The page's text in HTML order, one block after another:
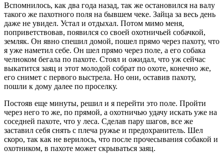
Вспомнилось, как два года назад, так же остановился на валу
такого же пахотного поля на бывшем чеке. Зайца за весь день
даже не увидел. Устал и отдыхал. Потом мимо меня,
поприветствовав, появился со своей охотничьей собачкой,
земляк. Он явно спешил домой, пошел прямо через пахоту, что
я уже наметил себе. Он шел прямо через поле, а его собака
челноком бегала по пахоте. Стоял и ожидал, что уж сейчас
выкатится заяц и этот молодой собрат по охоте, конечно же,
его снимет с первого выстрела. Но они, оставив пахоту,
пошли к дому далее по проселку.
Постояв еще минуты, решил и я перейти это поле. Пройти
через него то же, по прямой, а охотничью удачу искать уже на
соседней пахоте, что у леса. Сделав пару шагов, все же
заставил себя снять с плеча ружье и предохранитель. Шел
скоро, так как не верилось, что после прочесывания собакой и
охотником, в пахоте может скрываться заяц.